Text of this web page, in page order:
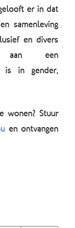
er in dat
samenleving
en divers
aan een
is in gender,
wonen? Stuur
en ontvangen